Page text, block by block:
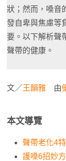
狀；然而，嗓音
發自卑與焦慮等
要。以下解析聲
聲帶的健康。
文／王韻雅 由
本文導覽
聲帶老化4
護嗓6招妙方